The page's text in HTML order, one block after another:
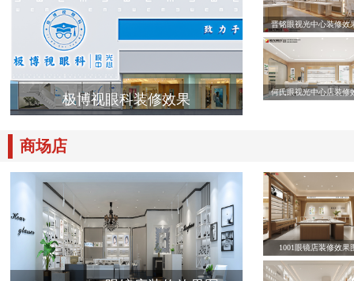
极博视眼科装修效果
晋铭眼视光中心装修效
何氏眼视光中心店装修
商场店
1001眼镜店装修效果